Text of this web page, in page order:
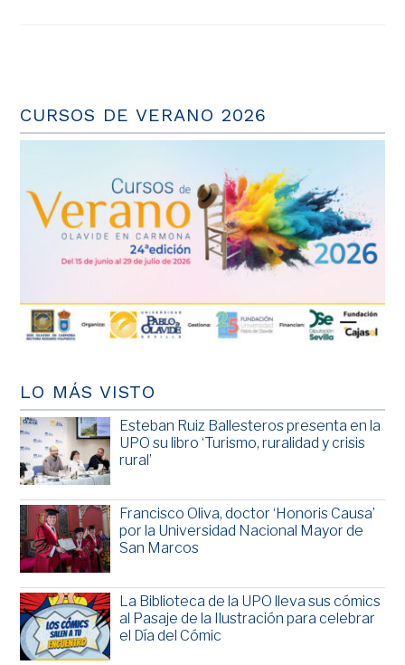
CURSOS DE VERANO 2026
LO MÁS VISTO
Esteban Ruiz Ballesteros presenta en la
UPO su libro ‘Turismo, ruralidad y crisis
rural’
Francisco Oliva, doctor ‘Honoris Causa’
por la Universidad Nacional Mayor de
San Marcos
La Biblioteca de la UPO lleva sus cómics
al Pasaje de la Ilustración para celebrar
el Día del Cómic